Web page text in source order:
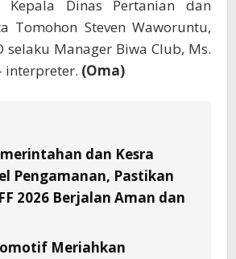
Kepala Dinas Pertanian dan
Tomohon Steven Waworuntu,
selaku Manager Biwa Club, Ms.
interpreter. (Oma)
dan Kesra
Pengamanan, Pastikan
2026 Berjalan Aman dan
Meriahkan